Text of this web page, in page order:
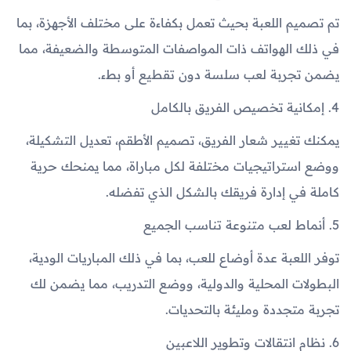
تم تصميم اللعبة بحيث تعمل بكفاءة على مختلف الأجهزة، بما
في ذلك الهواتف ذات المواصفات المتوسطة والضعيفة، مما
يضمن تجربة لعب سلسة دون تقطيع أو بطء.
4. إمكانية تخصيص الفريق بالكامل
يمكنك تغيير شعار الفريق، تصميم الأطقم، تعديل التشكيلة،
ووضع استراتيجيات مختلفة لكل مباراة، مما يمنحك حرية
كاملة في إدارة فريقك بالشكل الذي تفضله.
5. أنماط لعب متنوعة تناسب الجميع
توفر اللعبة عدة أوضاع للعب، بما في ذلك المباريات الودية،
البطولات المحلية والدولية، ووضع التدريب، مما يضمن لك
تجربة متجددة ومليئة بالتحديات.
6. نظام انتقالات وتطوير اللاعبين